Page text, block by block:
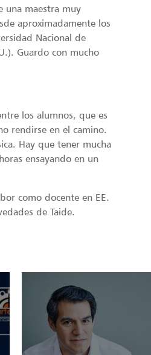
una maestra muy
aproximadamente los
Nacional de
Guardo con mucho
los alumnos, que es
rendirse en el camino.
Hay que tener mucha
ensayando en un
como docente en EE.
de Taide.